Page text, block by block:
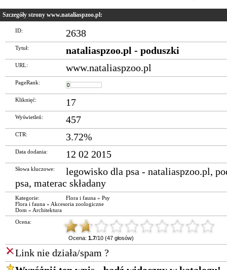
Szczegóły strony www.nataliaspzoo.pl:
ID: 2638
Tytuł: nataliaspzoo.pl - poduszki
URL: www.nataliaspzoo.pl
PageRank:
Kliknięć: 17
Wyświetleń: 457
CTR: 3.72%
Data dodania: 12 02 2015
Słowa kluczowe: legowisko dla psa - nataliaspzoo.pl,
psa, materac składany
Kategorie: Flora i fauna » Psy
Flora i fauna » Akcesoria zoologiczne
Dom » Architektura
Ocena:
Ocena: 1.7/10 (47 głosów)
Link nie działa/spam ?